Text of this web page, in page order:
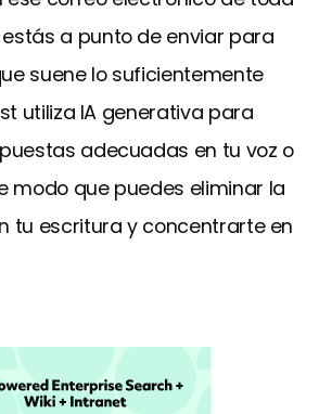
a punto de enviar para
suene lo suficientemente
utiliza IA generativa para
adecuadas en tu voz o
modo que puedes eliminar la
tu escritura y concentrarte en